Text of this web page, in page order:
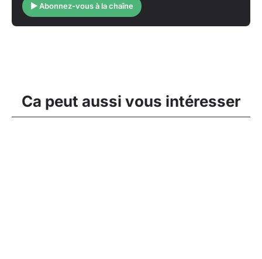
▶ Abonnez-vous à la chaîne
Ca peut aussi vous intéresser